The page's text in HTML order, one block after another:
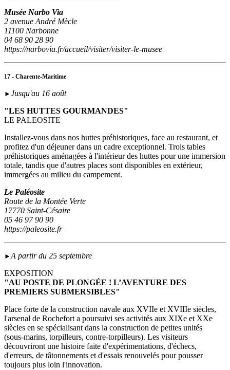
Musée Narbo Via
2 avenue André Mècle
11100 Narbonne
04 68 90 28 90
https://narbovia.fr/accueil/visiter/visiter-le-musee
17 - Charente-Maritime
► Jusqu'au 16 août
"LES HUTTES GOURMANDES"
LE PALEOSITE
Installez-vous dans nos huttes préhistoriques, face au restaurant, et
profitez d'un déjeuner dans un cadre exceptionnel. Trois tables
préhistoriques aménagées à l'intérieur des huttes pour une immersion
totale, tandis que d'autres places sont disponibles en extérieur,
immergées au milieu du campement.
Le Paléosite
Route de la Montée Verte
17770 Saint-Césaire
05 46 97 90 90
https://paleosite.fr
►A partir du 25 septembre
EXPOSITION
"AU POSTE DE PLONGÉE ! L’AVENTURE DES
PREMIERS SUBMERSIBLES"
Place forte de la construction navale aux XVIIe et XVIIIe siècles,
l'arsenal de Rochefort a poursuivi ses activités aux XIXe et XXe
siècles en se spécialisant dans la construction de petites unités
(sous‑marins, torpilleurs, contre-torpilleurs). Les visiteurs
découvriront une histoire faite d'expérimentations, d'échecs,
d'erreurs, de tâtonnements et d'essais renouvelés pour pousser
toujours plus loin l'innovation.